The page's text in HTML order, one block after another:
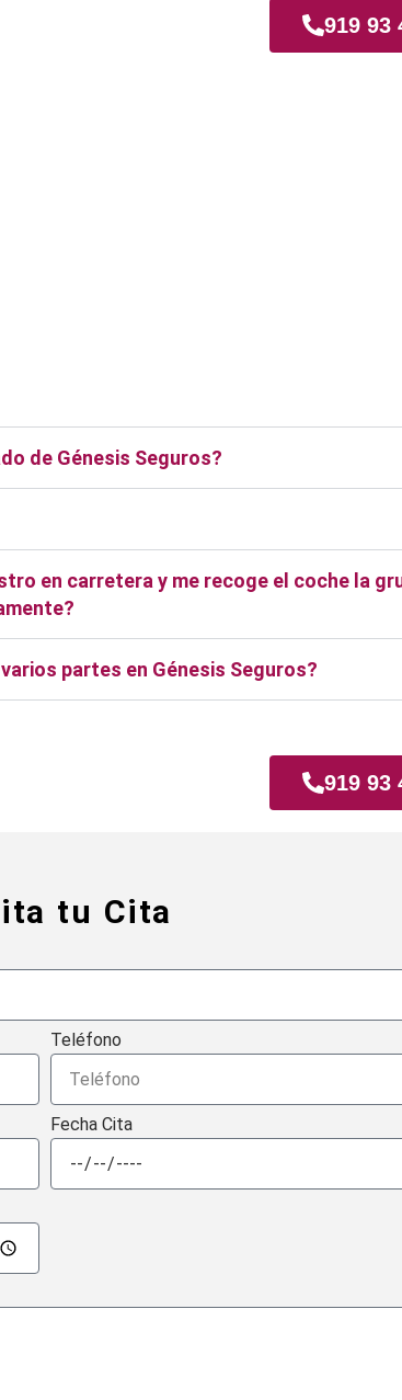
919 93
de Génesis Seguros?
en carretera y me recoge el coche la
partes en Génesis Seguros?
919 93
tu Cita
Teléfono
Fecha Cita